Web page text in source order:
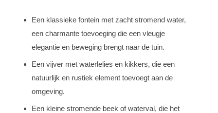
Een klassieke fontein met zacht stromend water,
een charmante toevoeging die een vleugje
elegantie en beweging brengt naar de tuin.
Een vijver met waterlelies en kikkers, die een
natuurlijk en rustiek element toevoegt aan de
omgeving.
Een kleine stromende beek of waterval, die het